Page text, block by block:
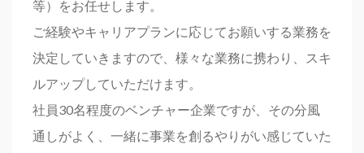
等）をお任せします。
ご経験やキャリアプランに応じてお願いする業務を
決定していきますので、様々な業務に携わり、スキ
ルアップしていただけます。
社員30名程度のベンチャー企業ですが、その分風
通しがよく、一緒に事業を創るやりがい感じていた